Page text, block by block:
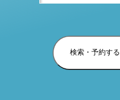
検索・予約する